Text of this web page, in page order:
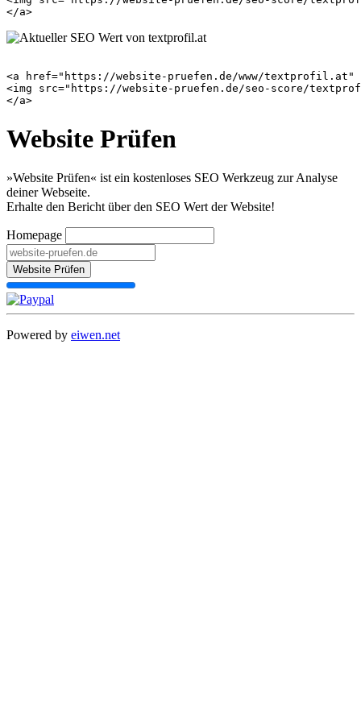
<a href="https://website-pruefen.de/www/
<img src="https://website-pruefen.de/seo-score/
Website Prüfen
»Website Prüfen« ist ein kostenloses SEO Werkzeug zur Analyse
deiner Webseite.
Erhalte den Bericht über den SEO Wert der Website!
Homepage
Website Prüfen
Powered by eiwen.net